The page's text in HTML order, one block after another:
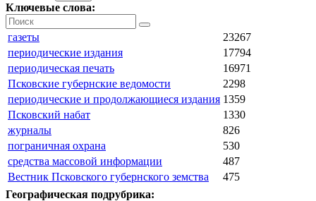
Ключевые слова:
газеты
23267
периодические издания
17794
периодическая печать
16971
Псковские губернские ведомости
2298
периодические и продолжающиеся издания 1359
Псковский набат
1330
журналы
826
пограничная охрана
530
средства массовой информации
487
Вестник Псковского губернского земства
475
Географическая подрубрика: